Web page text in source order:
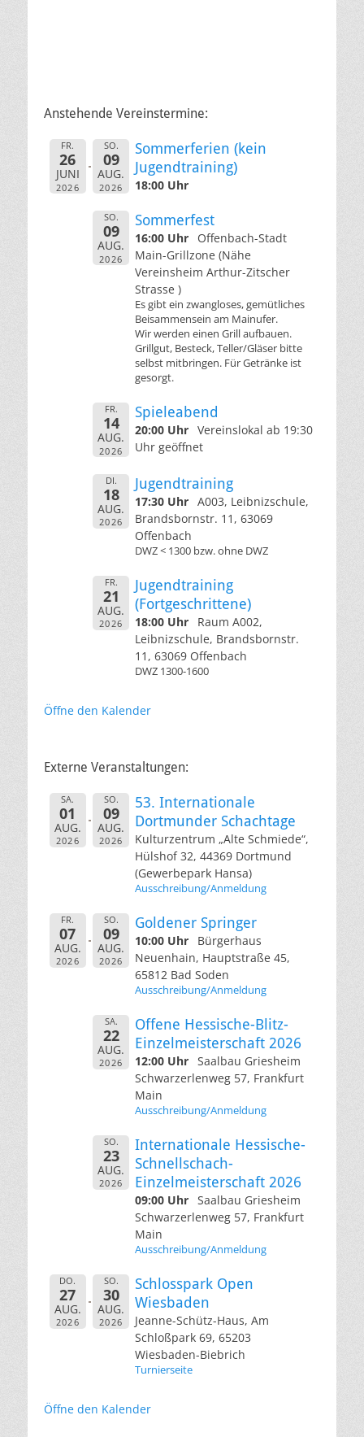
Anstehende Vereinstermine:
FR.
26
JUNI
2026
SO.
09
AUG.
2026
Sommerferien (kein
Jugendtraining)
18:00 Uhr
SO.
09
AUG.
2026
Sommerfest
16:00 Uhr
Offenbach-Stadt
Main-Grillzone (Nähe
Vereinsheim Arthur-Zitscher
Strasse )
Es gibt ein zwangloses, gemütliches
Beisammensein am Mainufer.
Wir werden einen Grill aufbauen.
Grillgut, Besteck, Teller/Gläser bitte
selbst mitbringen. Für Getränke ist
gesorgt.
FR.
14
AUG.
2026
Spieleabend
20:00 Uhr Vereinslokal ab 19:30
Uhr geöffnet
DI.
18
AUG.
2026
Jugendtraining
17:30 Uhr A003, Leibnizschule,
Brandsbornstr. 11, 63069
Offenbach
DWZ < 1300 bzw. ohne DWZ
FR.
21
AUG.
2026
Jugendtraining
(Fortgeschrittene)
18:00 Uhr
Raum A002,
Leibnizschule, Brandsbornstr.
11, 63069 Offenbach
DWZ 1300-1600
Öffne den Kalender
Externe Veranstaltungen:
SA.
01
AUG.
2026
SO.
09
AUG.
2026
53. Internationale
Dortmunder Schachtage
Kulturzentrum „Alte Schmiede“,
Hülshof 32, 44369 Dortmund
(Gewerbepark Hansa)
Ausschreibung/Anmeldung
FR.
07
AUG.
2026
SO.
09
AUG.
2026
Goldener Springer
10:00 Uhr
Bürgerhaus
Neuenhain, Hauptstraße 45,
65812 Bad Soden
Ausschreibung/Anmeldung
SA.
22
AUG.
2026
Offene Hessische-Blitz-
Einzelmeisterschaft 2026
12:00 Uhr Saalbau Griesheim
Schwarzerlenweg 57, Frankfurt
Main
Ausschreibung/Anmeldung
SO.
23
AUG.
2026
Internationale Hessische-
Schnellschach-
Einzelmeisterschaft 2026
09:00 Uhr Saalbau Griesheim
Schwarzerlenweg 57, Frankfurt
Main
Ausschreibung/Anmeldung
DO.
27
AUG.
2026
SO.
30
AUG.
2026
Schlosspark Open
Wiesbaden
Jeanne-Schütz-Haus, Am
Schloßpark 69, 65203
Wiesbaden-Biebrich
Turnierseite
Öffne den Kalender